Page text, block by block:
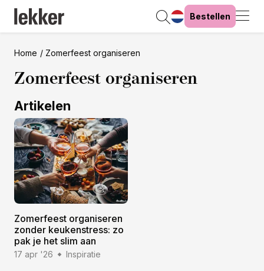
Bestellen
Home Zomerfeest organiseren
Zomerfeest organiseren
Artikelen
Zomerfeest organiseren
zonder keukenstress: zo
pak je het slim aan
17 apr '26 Inspiratie